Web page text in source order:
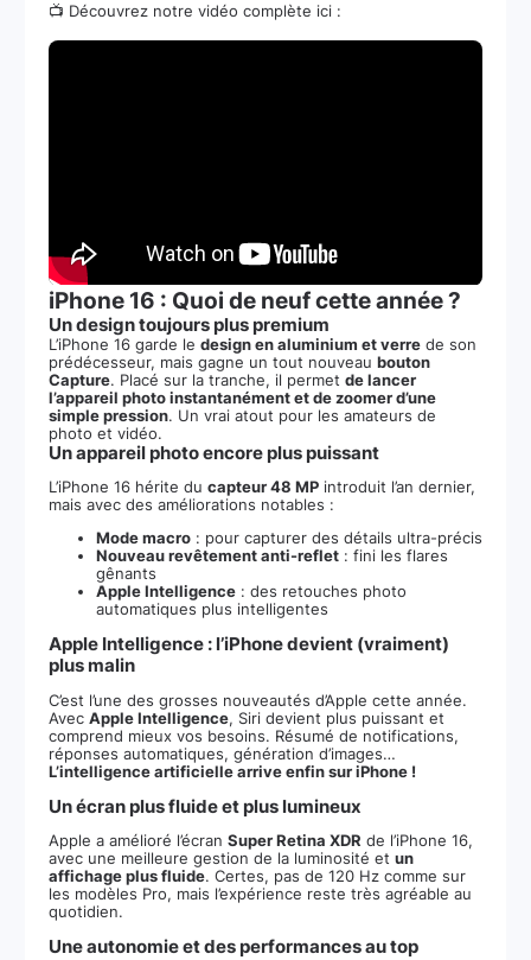
📺 Découvrez notre vidéo complète ici :
iPhone 16 : Quoi de neuf cette année ?
Un design toujours plus premium
L’iPhone 16 garde le design en aluminium et verrede son
prédécesseur, mais gagne un tout nouveau bouton
Capture. Placé sur la tranche, il permet de lancer
l’appareil photo instantanément et de zoomer d’une
simple pression. Un vrai atout pour les amateurs de
photo et vidéo.
Un appareil photo encore plus puissant
L’iPhone 16 hérite du capteur 48 MPintroduit l’an dernier,
mais avec des améliorations notables :
Mode macro: pour capturer des détails ultra-précis
Nouveau revêtement anti-reflet: fini les flares
gênants
Apple Intelligence: des retouches photo
automatiques plus intelligentes
Apple Intelligence : l’iPhone devient (vraiment)
plus malin
C’est l’une des grosses nouveautés d’Apple cette année.
Avec Apple Intelligence, Siri devient plus puissant et
comprend mieux vos besoins. Résumé de notifications,
réponses automatiques, génération d’images…
L’intelligence artificielle arrive enfin sur iPhone !
Un écran plus fluide et plus lumineux
Apple a amélioré l’écran Super Retina XDR de l’iPhone 16,
avec une meilleure gestion de la luminosité et un
affichage plus fluide. Certes, pas de 120 Hz comme sur
les modèles Pro, mais l’expérience reste très agréable au
quotidien.
Une autonomie et des performances au top